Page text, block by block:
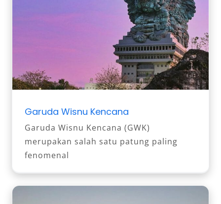
Garuda Wisnu Kencana
Garuda Wisnu Kencana (GWK)
merupakan salah satu patung paling
fenomenal